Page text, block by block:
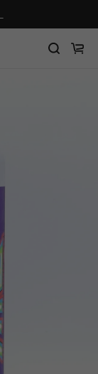
カ